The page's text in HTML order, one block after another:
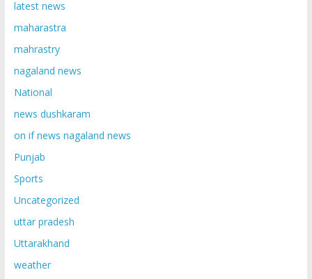
latest news
maharastra
mahrastry
nagaland news
National
news dushkaram
on if news nagaland news
Punjab
Sports
Uncategorized
uttar pradesh
Uttarakhand
weather